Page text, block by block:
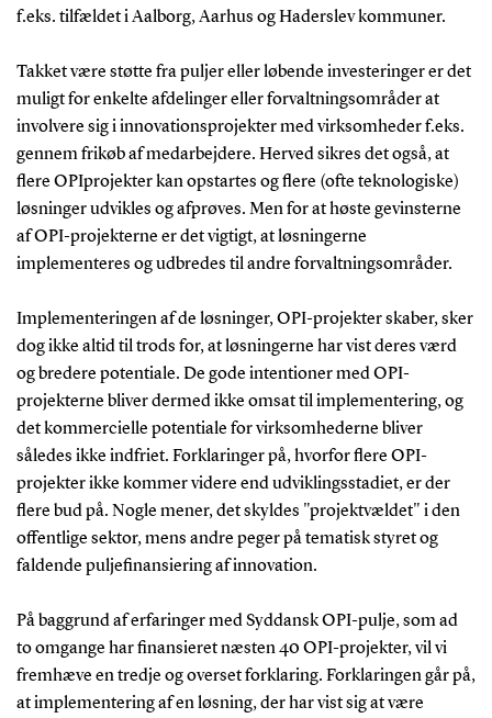
f.eks. tilfældet i Aalborg, Aarhus og Haderslev kommuner.
Takket være støtte fra puljer eller løbende investeringer er det
muligt for enkelte afdelinger eller forvaltningsområder at
involvere sig i innovationsprojekter med virksomheder f.eks.
gennem frikøb af medarbejdere. Herved sikres det også, at
flere OPIprojekter kan opstartes og flere (ofte teknologiske)
løsninger udvikles og afprøves. Men for at høste gevinsterne
af OPI-projekterne er det vigtigt, at løsningerne
implementeres og udbredes til andre forvaltningsområder.
Implementeringen af de løsninger, OPI-projekter skaber, sker
dog ikke altid til trods for, at løsningerne har vist deres værd
og bredere potentiale. De gode intentioner med OPI-
projekterne bliver dermed ikke omsat til implementering, og
det kommercielle potentiale for virksomhederne bliver
således ikke indfriet. Forklaringer på, hvorfor flere OPI-
projekter ikke kommer videre end udviklingsstadiet, er der
flere bud på. Nogle mener, det skyldes "projektvældet" i den
offentlige sektor, mens andre peger på tematisk styret og
faldende puljefinansiering af innovation.
På baggrund af erfaringer med Syddansk OPI-pulje, som ad
to omgange har finansieret næsten 40 OPI-projekter, vil vi
fremhæve en tredje og overset forklaring. Forklaringen går på,
at implementering af en løsning, der har vist sig at være